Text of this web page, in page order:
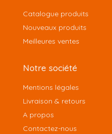
Catalogue produits
Nouveaux produits
Meilleures ventes
Notre société
Mentions légales
Livraison & retours
A propos
Contactez-nous